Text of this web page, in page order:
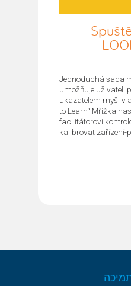
Jednoduchá sada
umožňuje uživateli
ukazatelem myši v
to Learn“.Mřížka
facilitátorovi
kalibrovat zařízení-